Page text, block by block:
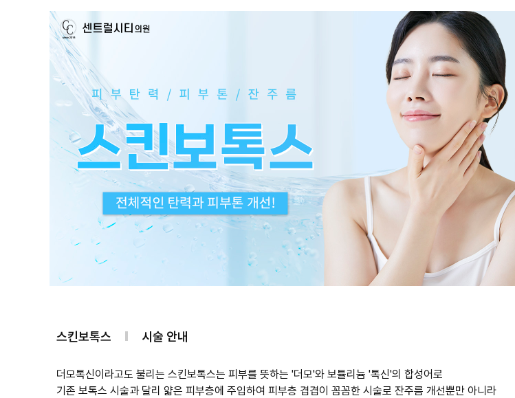
스킨보톡스 시술 안내
더모톡신이라고도 불리는 스킨보톡스는 피부를 뜻하는 '더모'와 보튤리늄 '톡신'의 합성어로
기존 보톡스 시술과 달리 얇은 피부층에 주입하여 피부층 겹겹이 꼼꼼한 시술로 잔주름 개선뿐만 아니라